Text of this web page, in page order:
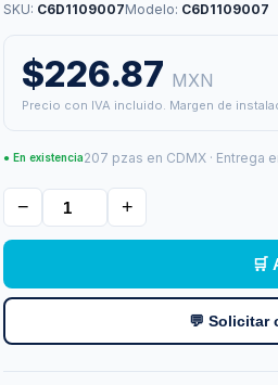
SKU: C6D1109007Modelo: C6D1109007
$226.87 MXN
Precio con IVA incluido. Margen de
● En existencia207 pzas en CDMX · Entrega
− +
🛒
💬 Solicitar